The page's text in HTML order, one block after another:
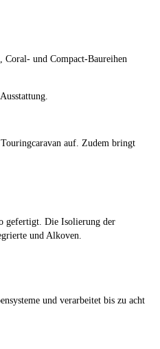
und Compact-Baureihen
auf. Zudem bringt
gefertigt. Die Isolierung der
und Alkoven.
und verarbeitet bis zu acht